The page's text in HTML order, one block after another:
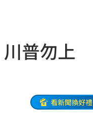
普勿上
看新聞換好禮